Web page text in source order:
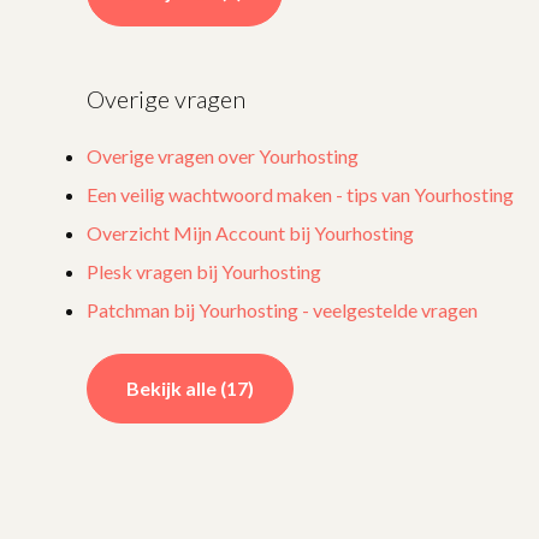
Overige vragen
Overige vragen over Yourhosting
Een veilig wachtwoord maken - tips van Yourhosting
Overzicht Mijn Account bij Yourhosting
Plesk vragen bij Yourhosting
Patchman bij Yourhosting - veelgestelde vragen
Bekijk alle (17)